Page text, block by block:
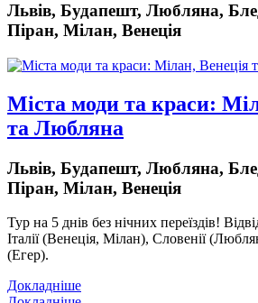
Львів, Будапешт, Любляна,
Піран, Мілан, Венеція
Міста моди та краси:
та Любляна
Львів, Будапешт, Любляна,
Піран, Мілан, Венеція
Тур на 5 днів без нічних переїздів!
Італії (Венеція, Мілан), Словенії
(Егер).
Докладніше